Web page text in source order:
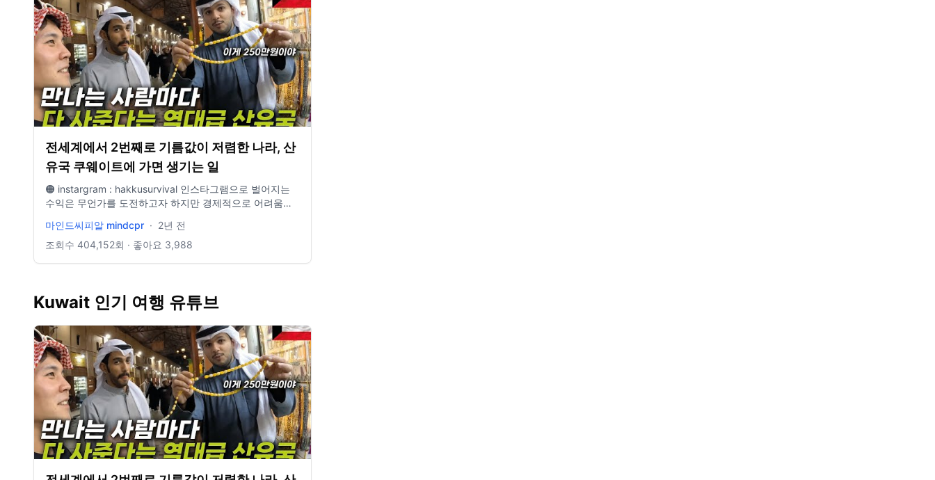
전세계에서 2번째로 기름값이 저렴한 나라, 산
유국 쿠웨이트에 가면 생기는 일
🟠 instargram : hakkusurvival 인스타그램으로 벌어지는
수익은 무언가를 도전하고자 하지만 경제적으로 어려움이
Gopro11 / Iphone 11 Pro 편집 : 2019 Macbook Pro 16-
inch / Premiere Pro 2023 #세계여행 #중동여행 #쿠웨이
마인드씨피알 mindcpr · 2년 전
조회수 404,152회 · 좋아요 3,988
Kuwait 인기 여행 유튜브